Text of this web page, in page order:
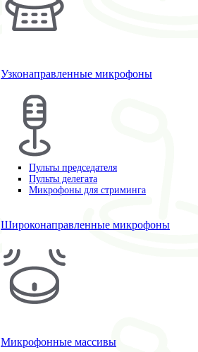
Узконаправленные микрофоны
Пульты председателя
Пульты делегата
Микрофоны для стриминга
Широконаправленные микрофоны
Микрофонные массивы